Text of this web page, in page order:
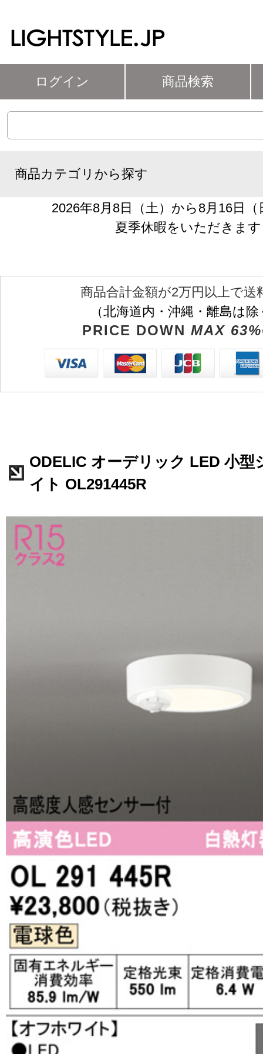
ログイン 商品検索
商品カテゴリから探す
2026年8月8日（土）から8月16日
夏季休暇をいただきます
商品合計金額が2万円以上で送
（北海道内・沖縄・離島は
PRICE DOWN MAX
ODELIC オーデリック LED 小型
イト OL291445R